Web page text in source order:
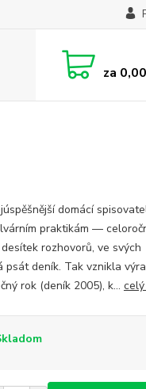
za
domácí
praktikám —
rozhovorů, ve svých
deník. Tak vznikla
rok (deník 2005), k...